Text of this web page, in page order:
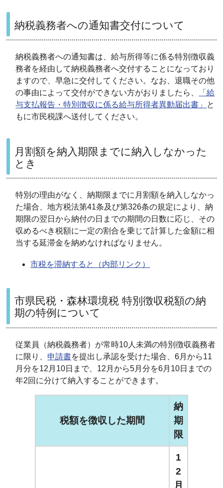
納税義務者への通知書交付について
納税義務者への通知書は、給与所得等に係る特別徴収義
務者を経由して納税義務者へ交付することになっており
ますので、早急に交付してください。なお、退職その他
の事由によって交付ができない方がおりましたら、
「給
与支払報告・特別徴収に係る給与所得者異動届出書」 と
もに市民税課へ送付してください。
月割額を納入期限までに納入しなかった
とき
特別の理由がなく、納期限までに月割額を納入しなかっ
た場合、地方税法第41条及び第326条の規定により、納
期限の翌日から納付の日までの期間の日数に応じ、その
収めるべき税額に一定の割合を乗じて計算した金額に相
当する延滞金を納めなければなりません。
市税を滞納すると（内部リンク）
市県民税・森林環境税 特別徴収税額の納
期の特例について
従業員（納税義務者）が常時10人未満の特別徴収義務者
に限り、 申請書を提出し承認を受けた場合、6月から11
月分を12月10日まで、12月から5月分を6月10日までの
年2回に分けて納入することができます。
税額を徴収した期間
納
期
限
1
2
月